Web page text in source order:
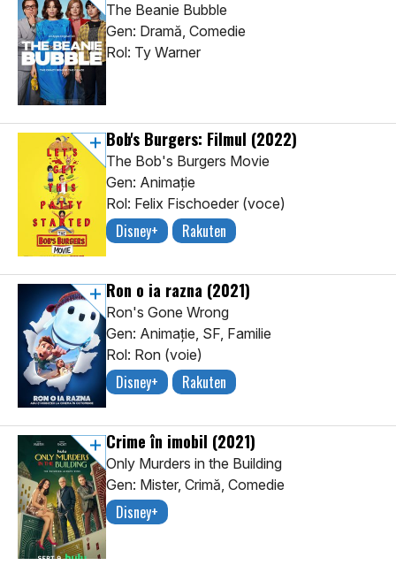
The Beanie Bubble
Gen: Dramă, Comedie
Rol: Ty Warner
Bob's Burgers: Filmul (2022)
The Bob's Burgers Movie
Gen: Animaţie
Rol: Felix Fischoeder (voce)
Disney+ Rakuten
Ron o ia razna (2021)
Ron's Gone Wrong
Gen: Animaţie, SF, Familie
Rol: Ron (voie)
Disney+ Rakuten
Crime în imobil (2021)
Only Murders in the Building
Gen: Mister, Crimă, Comedie
Disney+